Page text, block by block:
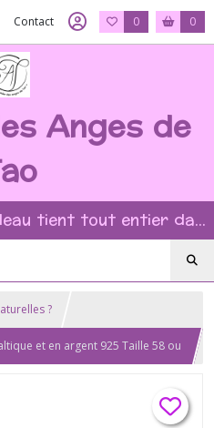
Contact 0 0
Anges de
Si humble soit-il, un cadeau tient tout entier dans l'intention et la beauté du geste ?
?
et en argent 925 Taille 58 ou